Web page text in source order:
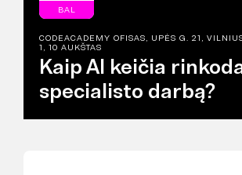
BAL
CODEACADEMY OFISAS, UPĖS G. 21,
1, 10 AUKŠTAS
Kaip AI keičia
specialisto darbą?